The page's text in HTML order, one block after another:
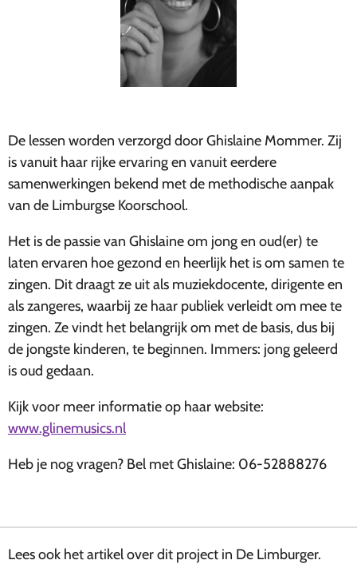
De lessen worden verzorgd door Ghislaine Mommer. Zij
is vanuit haar rijke ervaring en vanuit eerdere
samenwerkingen bekend met de methodische aanpak
van de Limburgse Koorschool.
Het is de passie van Ghislaine om jong en oud(er) te
laten ervaren hoe gezond en heerlijk het is om samen te
zingen. Dit draagt ze uit als muziekdocente, dirigente en
als zangeres, waarbij ze haar publiek verleidt om mee te
zingen. Ze vindt het belangrijk om met de basis, dus bij
de jongste kinderen, te beginnen. Immers: jong geleerd
is oud gedaan.
Kijk voor meer informatie op haar website:
www.glinemusics.nl
Heb je nog vragen? Bel met Ghislaine: 06-52888276
Lees ook het artikel over dit project in De Limburger.